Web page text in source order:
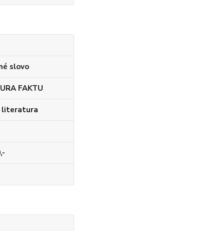
slovo
FAKTU
literatura